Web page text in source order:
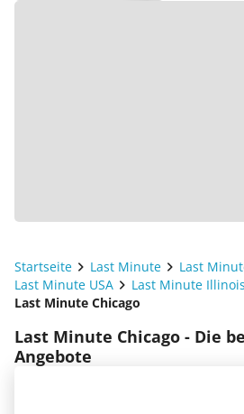
Startseite Last Minute
Last
Last Minute USA
Last Minute Illinois
Last Minute Chicago
Last Minute Chicago - Die
Angebote